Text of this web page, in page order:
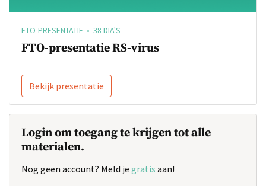
FTO-PRESENTATIE • 38 DIA'S
FTO-presentatie RS-virus
Bekijk presentatie
Login om toegang te krijgen tot alle
materialen.
Nog geen account? Meld je gratis aan!